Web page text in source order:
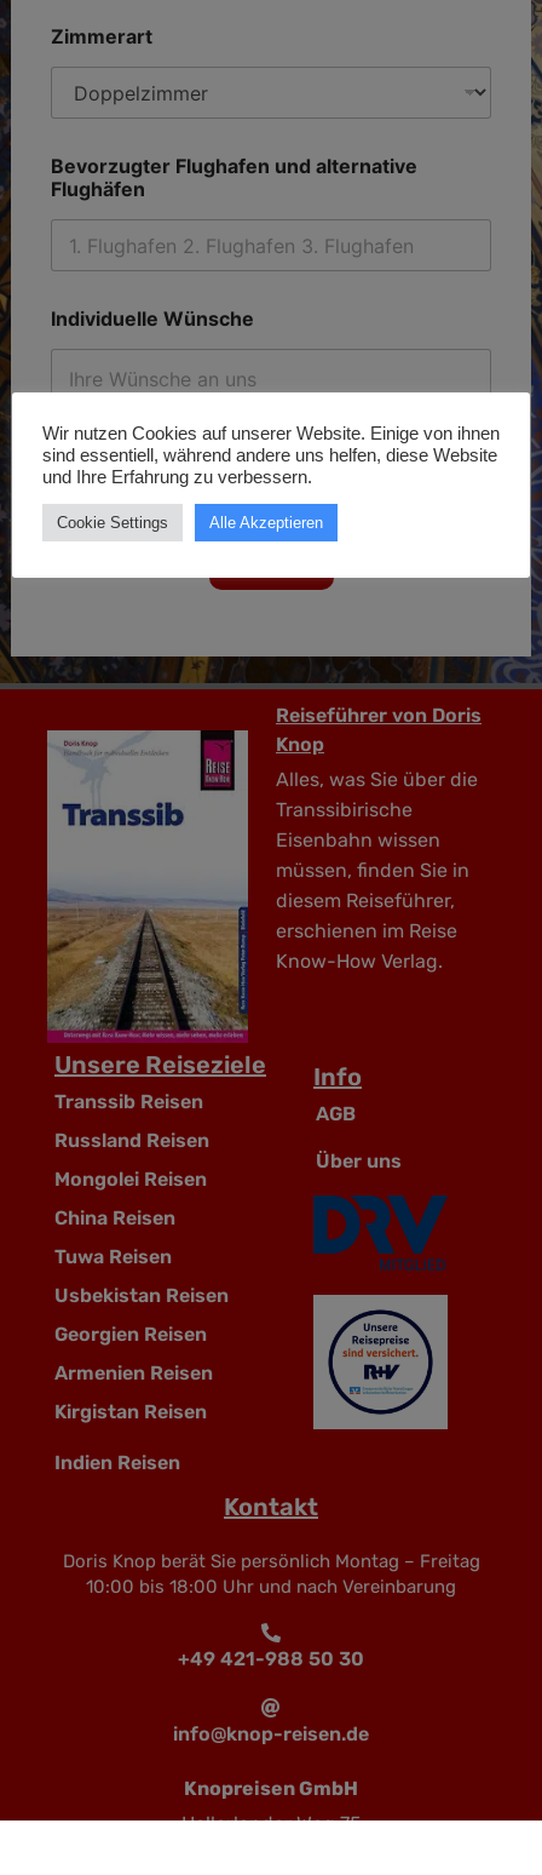
Zimmerart
m
a
l
n
a
t
e
*
Bevorzugter Flughafen und alternative
Flughäfen
Individuelle Wünsche
Reiseführer von Doris
Knop
Alles, was Sie über die
Transsibirische
Eisenbahn wissen
müssen, finden Sie in
diesem Reiseführer,
erschienen im Reise
Know-How Verlag.
Unsere Reiseziele
Transsib Reisen
Russland Reisen
Mongolei Reisen
China Reisen
Tuwa Reisen
Usbekistan Reisen
Georgien Reisen
Armenien Reisen
Kirgistan Reisen
Indien Reisen
Info
AGB
Über uns
Kontakt
Doris Knop berät Sie persönlich Montag – Freitag
10:00 bis 18:00 Uhr und nach Vereinbarung
+49 421-988 50 30
info@knop-reisen.de
Knopreisen GmbH
Hollerlander Weg 75
Wir nutzen Cookies auf unserer Website. Einige von ihnen
sind essentiell, während andere uns helfen, diese Website
und Ihre Erfahrung zu verbessern.
Cookie Settings Alle Akzeptieren